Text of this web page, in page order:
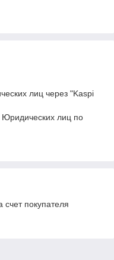
лиц через "Kaspi
Юридических лиц по
счет покупателя